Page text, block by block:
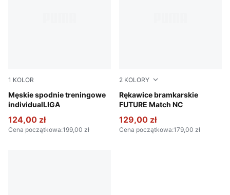
1 KOLOR
Męskie spodnie treningowe
individualLIGA
PUMA Black-PUMA White-Shadow Gray
124,00 zł
Cena początkowa:199,00 zł
2 KOLORY
Rękawice bramkarskie
FUTURE Match NC
PUMA Black-Green Terrain-
129,00 zł
Cena początkowa:179,00 zł